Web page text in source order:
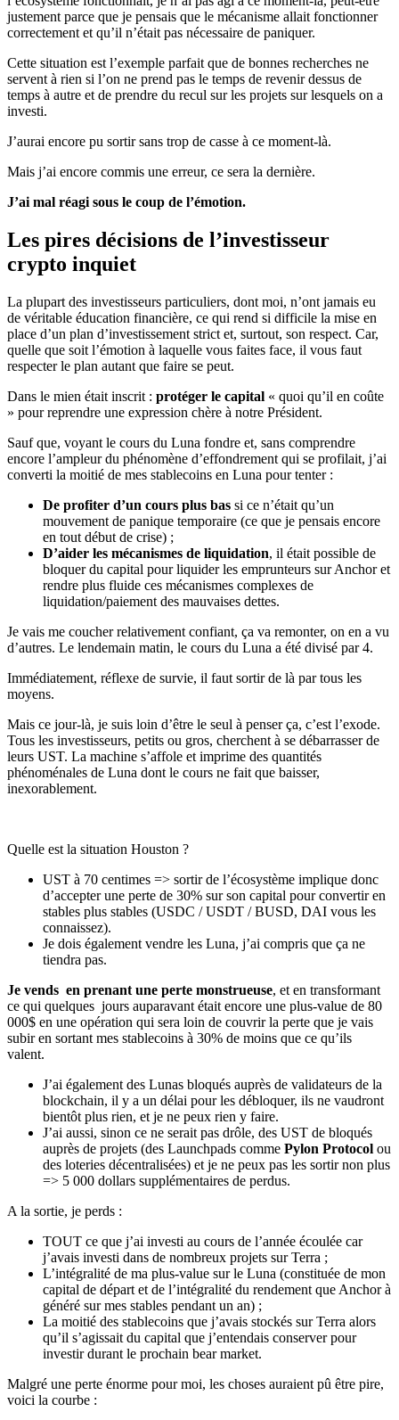
justement parce que je pensais que le mécanisme allait fonctionner
correctement et qu’il n’était pas nécessaire de paniquer.
Cette situation est l’exemple parfait que de bonnes recherches ne
servent à rien si l’on ne prend pas le temps de revenir dessus de
temps à autre et de prendre du recul sur les projets sur lesquels on a
investi.
J’aurai encore pu sortir sans trop de casse à ce moment-là.
Mais j’ai encore commis une erreur, ce sera la dernière.
J’ai mal réagi sous le coup de l’émotion.
Les pires décisions de l’investisseur
crypto inquiet
La plupart des investisseurs particuliers, dont moi, n’ont jamais eu
de véritable éducation financière, ce qui rend si difficile la mise en
place d’un plan d’investissement strict et, surtout, son respect. Car,
quelle que soit l’émotion à laquelle vous faites face, il vous faut
respecter le plan autant que faire se peut.
Dans le mien était inscrit : protéger le capital « quoi qu’il en coûte
» pour reprendre une expression chère à notre Président.
Sauf que, voyant le cours du Luna fondre et, sans comprendre
encore l’ampleur du phénomène d’effondrement qui se profilait, j’ai
converti la moitié de mes stablecoins en Luna pour tenter :
De profiter d’un cours plus bas si ce n’était qu’un
mouvement de panique temporaire (ce que je pensais encore
en tout début de crise) ;
D’aider les mécanismes de liquidation, il était possible de
bloquer du capital pour liquider les emprunteurs sur Anchor et
rendre plus fluide ces mécanismes complexes de
liquidation/paiement des mauvaises dettes.
Je vais me coucher relativement confiant, ça va remonter, on en a vu
d’autres. Le lendemain matin, le cours du Luna a été divisé par 4.
Immédiatement, réflexe de survie, il faut sortir de là par tous les
moyens.
Mais ce jour-là, je suis loin d’être le seul à penser ça, c’est l’exode.
Tous les investisseurs, petits ou gros, cherchent à se débarrasser de
leurs UST. La machine s’affole et imprime des quantités
phénoménales de Luna dont le cours ne fait que baisser,
inexorablement.
Quelle est la situation Houston ?
UST à 70 centimes => sortir de l’écosystème implique donc
d’accepter une perte de 30% sur son capital pour convertir en
stables plus stables (USDC / USDT / BUSD, DAI vous les
connaissez).
Je dois également vendre les Luna, j’ai compris que ça ne
tiendra pas.
Je vends en prenant une perte monstrueuse, et en transformant
ce qui quelques jours auparavant était encore une plus-value de 80
000$ en une opération qui sera loin de couvrir la perte que je vais
subir en sortant mes stablecoins à 30% de moins que ce qu’ils
valent.
J’ai également des Lunas bloqués auprès de validateurs de la
blockchain, il y a un délai pour les débloquer, ils ne vaudront
bientôt plus rien, et je ne peux rien y faire.
J’ai aussi, sinon ce ne serait pas drôle, des UST de bloqués
auprès de projets (des Launchpads comme Pylon Protocol ou
des loteries décentralisées) et je ne peux pas les sortir non plus
=> 5 000 dollars supplémentaires de perdus.
A la sortie, je perds :
TOUT ce que j’ai investi au cours de l’année écoulée car
j’avais investi dans de nombreux projets sur Terra ;
L’intégralité de ma plus-value sur le Luna (constituée de mon
capital de départ et de l’intégralité du rendement que Anchor à
généré sur mes stables pendant un an) ;
La moitié des stablecoins que j’avais stockés sur Terra alors
qu’il s’agissait du capital que j’entendais conserver pour
investir durant le prochain bear market.
Malgré une perte énorme pour moi, les choses auraient pû être pire,
voici la courbe :